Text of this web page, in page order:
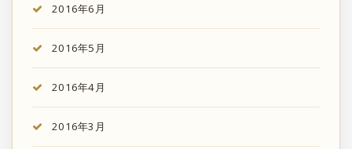
2016年6月
2016年5月
2016年4月
2016年3月